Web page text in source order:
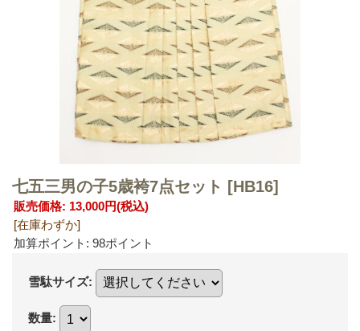
七五三男の子5歳袴7点セット [HB16]
販売価格: 13,000円(税込)
[在庫わずか]
加算ポイント: 98ポイント
雪駄サイズ:
数量: